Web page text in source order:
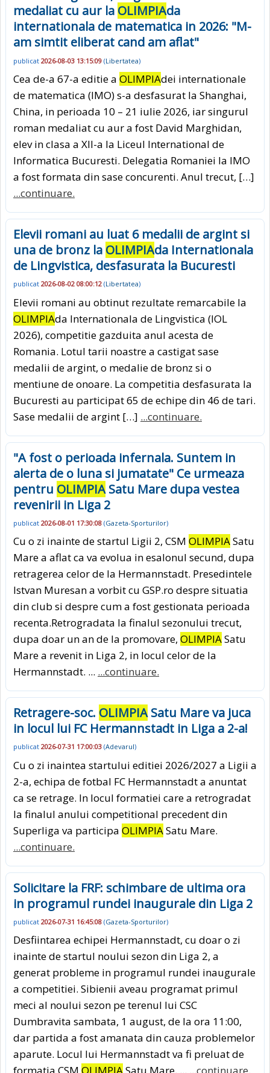
medaliat cu aur la OLIMPIAda
internationala de matematica in 2026: "M-
am simtit eliberat cand am aflat"
publicat 2026-08-03 13:15:09 (Libertatea)
Cea de-a 67-a editie a OLIMPIAdei internationale
de matematica (IMO) s-a desfasurat la Shanghai,
China, in perioada 10 – 21 iulie 2026, iar singurul
roman medaliat cu aur a fost David Marghidan,
elev in clasa a XII-a la Liceul International de
Informatica Bucuresti. Delegatia Romaniei la IMO
a fost formata din sase concurenti. Anul trecut, […]
...continuare.
Elevii romani au luat 6 medalii de argint si
una de bronz la OLIMPIAda Internationala
de Lingvistica, desfasurata la Bucuresti
publicat 2026-08-02 08:00:12 (Libertatea)
Elevii romani au obtinut rezultate remarcabile la
OLIMPIAda Internationala de Lingvistica (IOL
2026), competitie gazduita anul acesta de
Romania. Lotul tarii noastre a castigat sase
medalii de argint, o medalie de bronz si o
mentiune de onoare. La competitia desfasurata la
Bucuresti au participat 65 de echipe din 46 de tari.
Sase medalii de argint […] ...continuare.
"A fost o perioada infernala. Suntem in
alerta de o luna si jumatate" Ce urmeaza
pentru OLIMPIASatu Mare dupa vestea
revenirii in Liga 2
publicat 2026-08-01 17:30:08 (Gazeta-Sporturilor)
Cu o zi inainte de startul Ligii 2, CSM OLIMPIASatu
Mare a aflat ca va evolua in esalonul secund, dupa
retragerea celor de la Hermannstadt. Presedintele
Istvan Muresan a vorbit cu GSP.ro despre situatia
din club si despre cum a fost gestionata perioada
recenta.Retrogradata la finalul sezonului trecut,
dupa doar un an de la promovare, OLIMPIASatu
Mare a revenit in Liga 2, in locul celor de la
Hermannstadt. ... ...continuare.
Retragere-soc. OLIMPIASatu Mare va juca
in locul lui FC Hermannstadt in Liga a 2-a!
publicat 2026-07-31 17:00:03 (Adevarul)
Cu o zi inaintea startului editiei 2026/2027 a Ligii a
2-a, echipa de fotbal FC Hermannstadt a anuntat
ca se retrage. In locul formatiei care a retrogradat
la finalul anului competitional precedent din
Superliga va participa OLIMPIASatu Mare.
...continuare.
Solicitare la FRF: schimbare de ultima ora
in programul rundei inaugurale din Liga 2
publicat 2026-07-31 16:45:08 (Gazeta-Sporturilor)
Desfiintarea echipei Hermannstadt, cu doar o zi
inainte de startul noului sezon din Liga 2, a
generat probleme in programul rundei inaugurale
a competitiei. Sibienii aveau programat primul
meci al noului sezon pe terenul lui CSC
Dumbravita sambata, 1 august, de la ora 11:00,
dar partida a fost amanata din cauza problemelor
aparute. Locul lui Hermannstadt va fi preluat de